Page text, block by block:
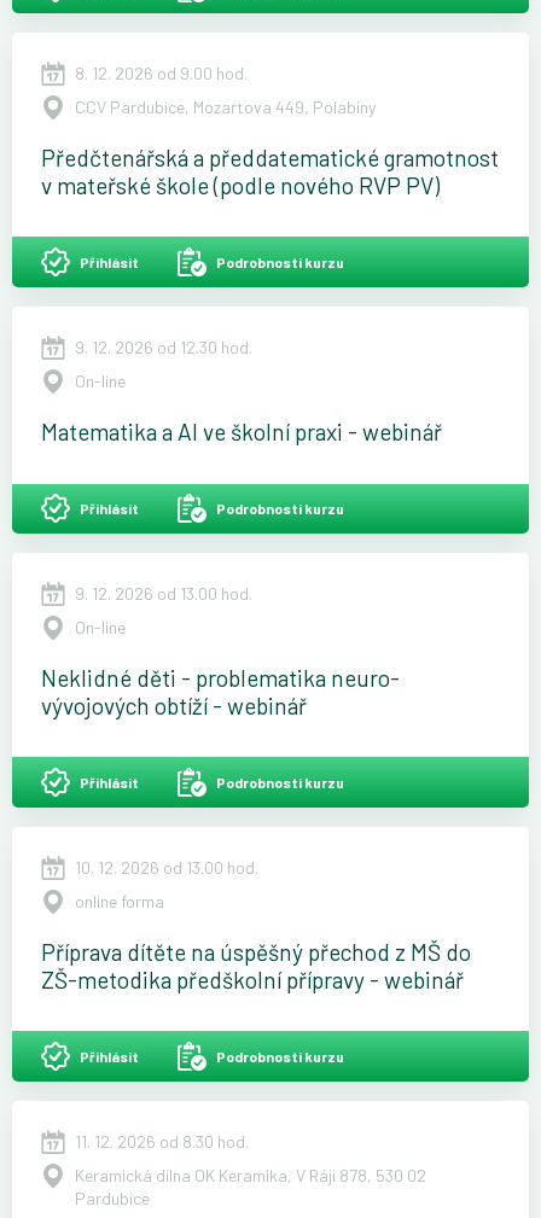
8. 12. 2026 od 9.00 hod.
CCV Pardubice, Mozartova 449, Polabiny
Předčtenářská a předdatematické gramotnost
v mateřské škole (podle nového RVP PV)
Přihlásit Podrobnosti kurzu
9. 12. 2026 od 12.30 hod.
On-line
Matematika a AI ve školní praxi - webinář
Přihlásit Podrobnosti kurzu
9. 12. 2026 od 13.00 hod.
On-line
Neklidné děti - problematika neuro-
vývojových obtíží - webinář
Přihlásit Podrobnosti kurzu
10. 12. 2026 od 13.00 hod.
online forma
Příprava dítěte na úspěšný přechod z MŠ do
ZŠ-metodika předškolní přípravy - webinář
Přihlásit Podrobnosti kurzu
11. 12. 2026 od 8.30 hod.
Keramická dílna OK Keramika, V Ráji 878, 530 02
Pardubice